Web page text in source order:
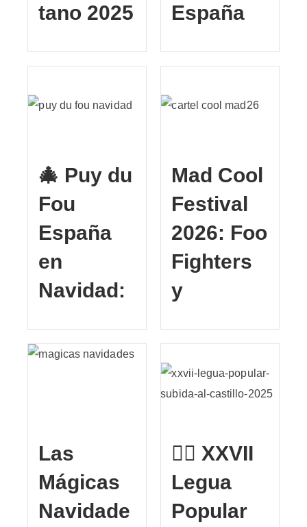
tano 2025
España
🎄 Puy du
Fou
España
en
Navidad:
Mad Cool
Festival
2026: Foo
Fighters
y
Las
Mágicas
Navidade
🏃‍♂️ XXVII
Legua
Popular